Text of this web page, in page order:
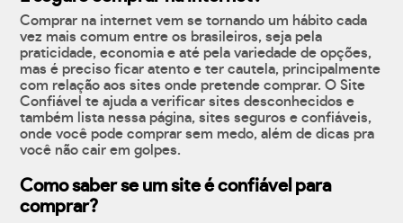
Comprar na internet vem se tornando um hábito cada
vez mais comum entre os brasileiros, seja pela
praticidade, economia e até pela variedade de opções,
mas é preciso ficar atento e ter cautela, principalmente
com relação aos sites onde pretende comprar. O Site
Confiável te ajuda a verificar sites desconhecidos e
também lista nessa página, sites seguros e confiáveis,
onde você pode comprar sem medo, além de dicas pra
você não cair em golpes.
Como saber se um site é confiável para
comprar?